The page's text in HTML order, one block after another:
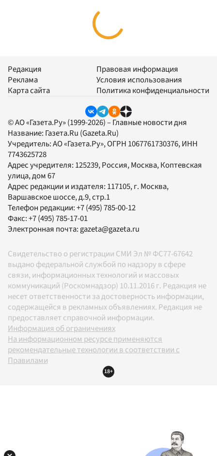
Редакция
Реклама
Карта сайта
Правовая информация
Условия использования
Политика конфиденциальности
© АО «Газета.Ру» (1999-2026) – Главные новости дня
Название: Газета.Ru (Gazeta.Ru)
Учредитель:АО «Газета.Ру», ОГРН 1067761730376, ИНН
7743625728
Адрес учредителя: 125239, Россия, Москва, Коптевская
улица, дом 67
Адрес редакции и издателя: 117105, г. Москва,
Варшавское шоссе, д.9, стр.1
Телефон редакции:+7 (495) 785-00-12
Факс:+7 (495) 785-17-01
Электронная почта:gazeta@gazeta.ru
Свидетельство о регистрации СМИ Эл № ФС77-67642
выдано федеральной службой по надзору в сфере
связи, информационных технологий и массовых
коммуникаций (Роскомнадзор) 10.11.2016 г. Редакция не
несет ответственности за достоверность информации,
содержащейся в рекламных объявлениях. Редакция не
предоставляет справочной информации.
Информация об ограничениях
На информационном ресурсе применяются
рекомендательные технологии в соответствии с
Правилами
18+